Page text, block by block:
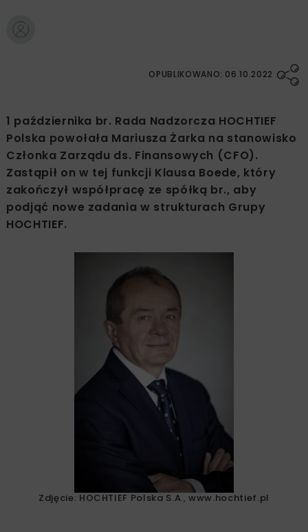
OPUBLIKOWANO: 06.10.2022
1 października br. Rada Nadzorcza HOCHTIEF
Polska powołała Mariusza Żarka na stanowisko
Członka Zarządu ds. Finansowych (CFO).
Zastąpił on w tej funkcji Klausa Boede, który
zakończył współpracę ze spółką br., aby
podjąć nowe zadania w strukturach Grupy
HOCHTIEF.
Zdjęcie: HOCHTIEF Polska S.A., www.hochtief.pl